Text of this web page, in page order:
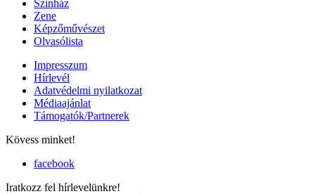
Színház
Zene
Képzőművészet
Olvasólista
Impresszum
Hírlevél
Adatvédelmi nyilatkozat
Médiaajánlat
Támogatók/Partnerek
Kövess minket!
facebook
Iratkozz fel hírlevelünkre!